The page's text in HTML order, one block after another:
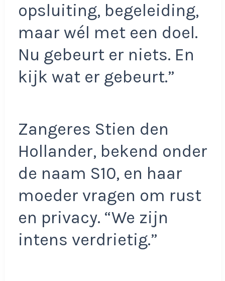
opsluiting, begeleiding,
maar wél met een doel.
Nu gebeurt er niets. En
kijk wat er gebeurt.”
Zangeres Stien den
Hollander, bekend onder
de naam S10, en haar
moeder vragen om rust
en privacy. “We zijn
intens verdrietig.”